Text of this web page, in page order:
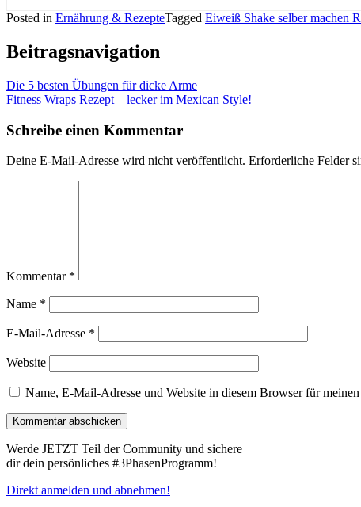
Posted in Ernährung & RezepteTagged Eiweiß Shake selber machen
Beitragsnavigation
Die 5 besten Übungen für dicke Arme
Fitness Wraps Rezept – lecker im Mexican Style!
Schreibe einen Kommentar
Deine E-Mail-Adresse wird nicht veröffentlicht. Erforderliche Felder
Kommentar *
Name *
E-Mail-Adresse *
Website
Name, E-Mail-Adresse und Website in diesem Browser für
Werde JETZT Teil der Community und sichere
dir dein persönliches #3PhasenProgramm!
Direkt anmelden und abnehmen!